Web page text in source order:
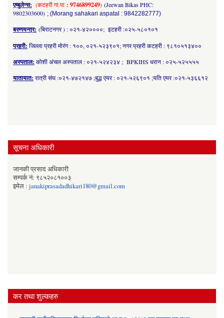
एम्बुलेन्स: (कटहरी गा.पा : 9746899249) (Jeewan Bikas PHC:
9802303600) ; (Morang sahakari aspatal : 9842282777)
बरुणयन्त्र: (बिराटनगर ) : ०२१-४२००००; इटहरी :०२५-५८०१०१
प्रहरी: जिल्ला प्रहरी मोरंग : १००, ०२१-५२३९०१; नगर प्रहरी कटहरी : ९८१०५१३४००
अस्पताल: कोशी अंचल अस्पताल : ०२१-५२४२३४ ; BPKIHS धरान : ०२५-५२५५५५
यातायात: रात्री संघ :०२१-४७२१४७ ;बुद्ध एयर : ०२१-५२६९०१ ;यति एयर :०२१-५३६६१२
सूचना अधिकारी
जानकी प्रसाद अधिकारी
सम्पर्क नं: ९८५२०८१००३
इमेल : janakiprasadadhikari180@gmail.com
कर तथा शुल्कहरु